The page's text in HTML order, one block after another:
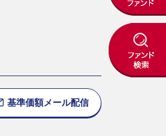
基準価額メール配信